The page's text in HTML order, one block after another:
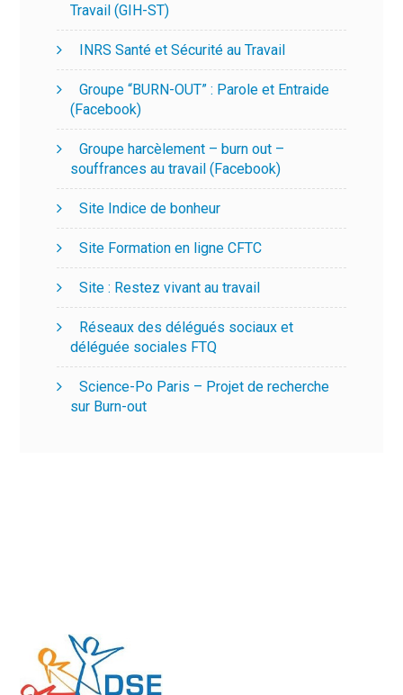
Travail (GIH-ST)
INRS Santé et Sécurité au Travail
Groupe “BURN-OUT” : Parole et Entraide
(Facebook)
Groupe harcèlement – burn out –
souffrances au travail (Facebook)
Site Indice de bonheur
Site Formation en ligne CFTC
Site : Restez vivant au travail
Réseaux des délégués sociaux et
déléguée sociales FTQ
Science-Po Paris – Projet de recherche
sur Burn-out